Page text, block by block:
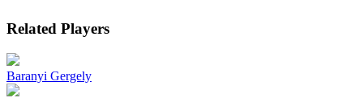
Related Players
Baranyi Gergely